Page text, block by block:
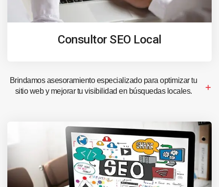
Consultor SEO Local
Brindamos asesoramiento especializado para optimizar tu
sitio web y mejorar tu visibilidad en búsquedas locales.